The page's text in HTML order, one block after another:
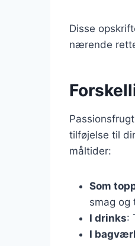
Disse
nærende
tilføjelse til
måltider:
Som
smag og
I drinks:
I